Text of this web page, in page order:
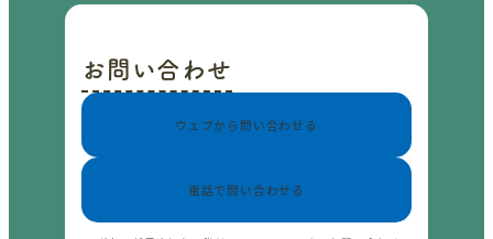
お問い合わせ
ウェブから問い合わせる
電話で問い合わせる